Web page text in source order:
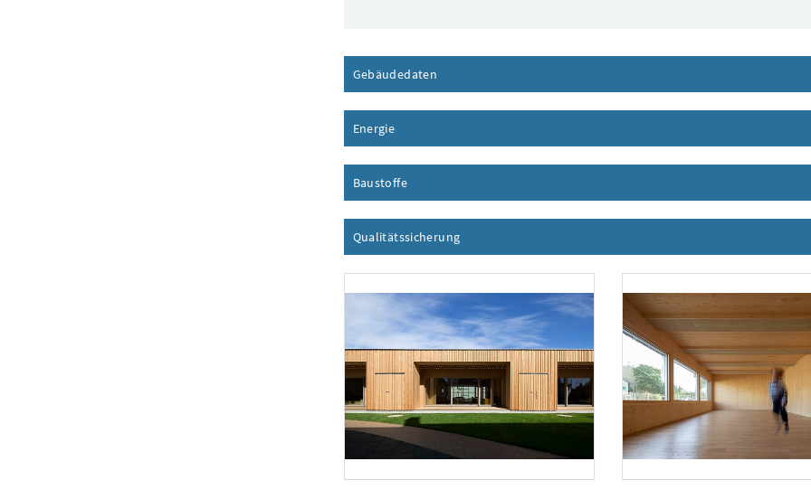
Gebäudedaten
Energie
BaustoffeInhalt aufklappen
Qualitätssicherung
Foto 1: Juri Troy Foto 2: Juri Troy